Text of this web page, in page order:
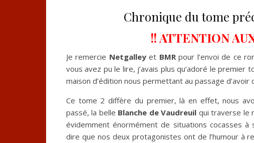
Chronique du tome
!! ATTENTION
Je remercie Netgalleyet BMRpour l’envoi de ce
vous avez pu le lire, j’avais plus qu’adoré le
maison d’édition nous permettant au passage
Ce tome 2 diffère du premier, là en effet, nous
passé, la belle Blanche de Vaudreuil qui traverse le
évidemment énormément de situations cocasses
dire que nos deux protagonistes ont de l’humour à